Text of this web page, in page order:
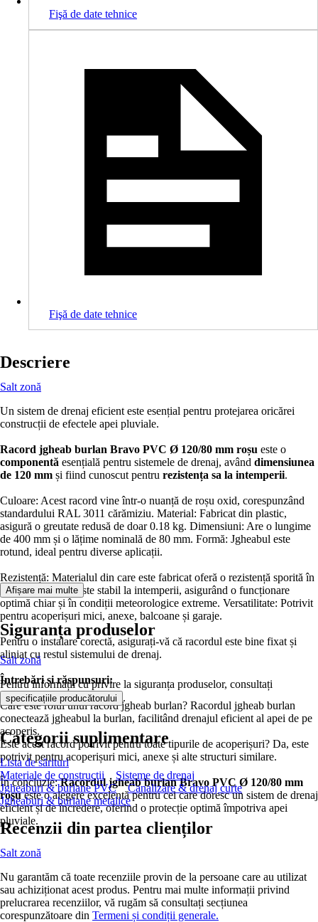
Fişă de date tehnice
Fişă de date tehnice
Descriere
Salt zonă
Un sistem de drenaj eficient este esențial pentru protejarea oricărei
construcții de efectele apei pluviale.
Racord jgheab burlan Bravo PVC Ø 120/80 mm roșu este o
componentă esențială pentru sistemele de drenaj, având dimensiunea
de 120 mm și fiind cunoscut pentru rezistența sa la intemperii.
Culoare: Acest racord vine într-o nuanță de roșu oxid, corespunzând
standardului RAL 3011 cărămiziu. Material: Fabricat din plastic,
asigură o greutate redusă de doar 0.18 kg. Dimensiuni: Are o lungime
de 400 mm și o lățime nominală de 80 mm. Formă: Jgheabul este
rotund, ideal pentru diverse aplicații.
Rezistență: Materialul din care este fabricat oferă o rezistență sporită în
timp. Stabilitate: Este stabil la intemperii, asigurând o funcționare
optimă chiar și în condiții meteorologice extreme. Versatilitate: Potrivit
pentru acoperișuri mici, anexe, balcoane și garaje.
Pentru o instalare corectă, asigurați-vă că racordul este bine fixat și
aliniat cu restul sistemului de drenaj.
Întrebări și răspunsuri:
Care este rolul unui racord jgheab burlan? Racordul jgheab burlan
conectează jgheabul la burlan, facilitând drenajul eficient al apei de pe
acoperiș.
Este acest racord potrivit pentru toate tipurile de acoperișuri? Da, este
potrivit pentru acoperișuri mici, anexe și alte structuri similare.
În concluzie:Racordul jgheab burlan Bravo PVC Ø 120/80 mm
roșueste o alegere excelentă pentru cei care doresc un sistem de drenaj
eficient și de încredere, oferind o protecție optimă împotriva apei
pluviale.
Afișare mai multe
Siguranța produselor
Salt zonă
Pentru informații cu privire la siguranța produselor, consultați
specificațiile producătorului .
Categorii suplimentare
Lista de sărituri
Materiale de construcţii
Sisteme de drenaj
Jgheaburi & burlane PVC
Canalizare & drenaj curte
Jgheaburi & burlane metalice
Recenzii din partea clienților
Salt zonă
Nu garantăm că toate recenziile provin de la persoane care au utilizat
sau achiziționat acest produs. Pentru mai multe informații privind
prelucrarea recenziilor, vă rugăm să consultați secțiunea
corespunzătoare din Termeni și condiții generale.